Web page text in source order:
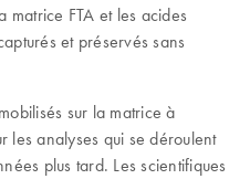
matrice FTA et les acides
et préservés sans
sur la matrice à
les analyses qui se déroulent
plus tard. Les scientifiques